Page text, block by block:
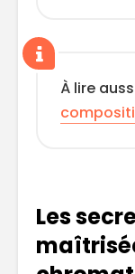
À lire
Les